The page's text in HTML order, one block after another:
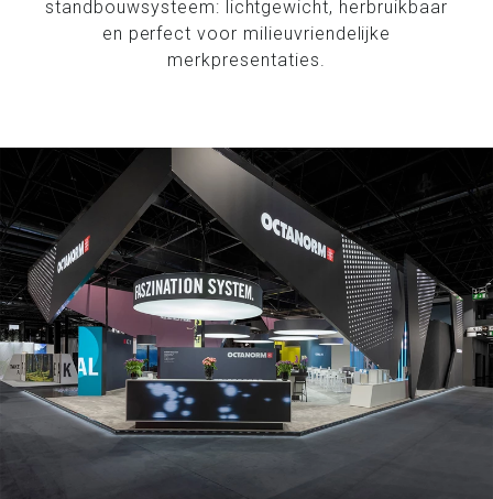
standbouwsysteem: lichtgewicht, herbruikbaar
en perfect voor milieuvriendelijke
merkpresentaties.